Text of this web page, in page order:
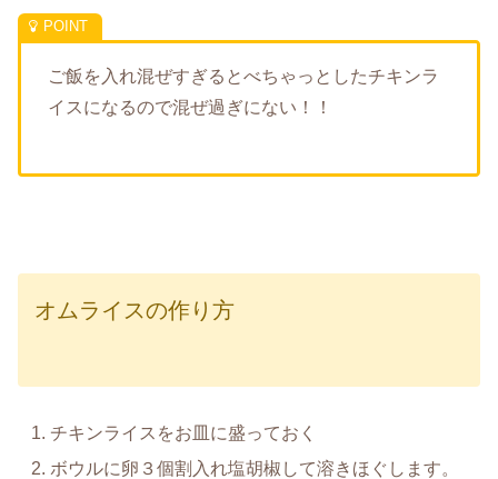
ご飯を入れ混ぜすぎるとべちゃっとしたチキンラ
イスになるので混ぜ過ぎにない！！
オムライスの作り方
チキンライスをお皿に盛っておく
ボウルに卵３個割入れ塩胡椒して溶きほぐします。